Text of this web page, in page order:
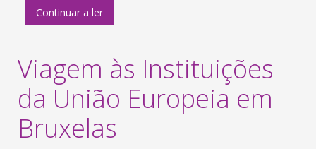
Continuar a ler
Viagem às Instituições
da União Europeia em
Bruxelas